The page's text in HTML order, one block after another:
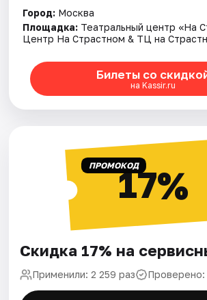
Город: Москва
Площадка: Театральный центр «На
Центр На Страстном & ТЦ на
Билеты со
на Kassir.ru
ПРОМОКОД17%
Скидка 17% на
Применили: 2 259 раз Проверено: